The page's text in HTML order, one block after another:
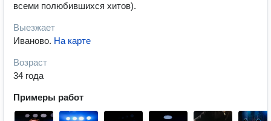
всеми полюбившихся хитов).
Выезжает
Иваново. На карте
Возраст
34 года
Примеры работ